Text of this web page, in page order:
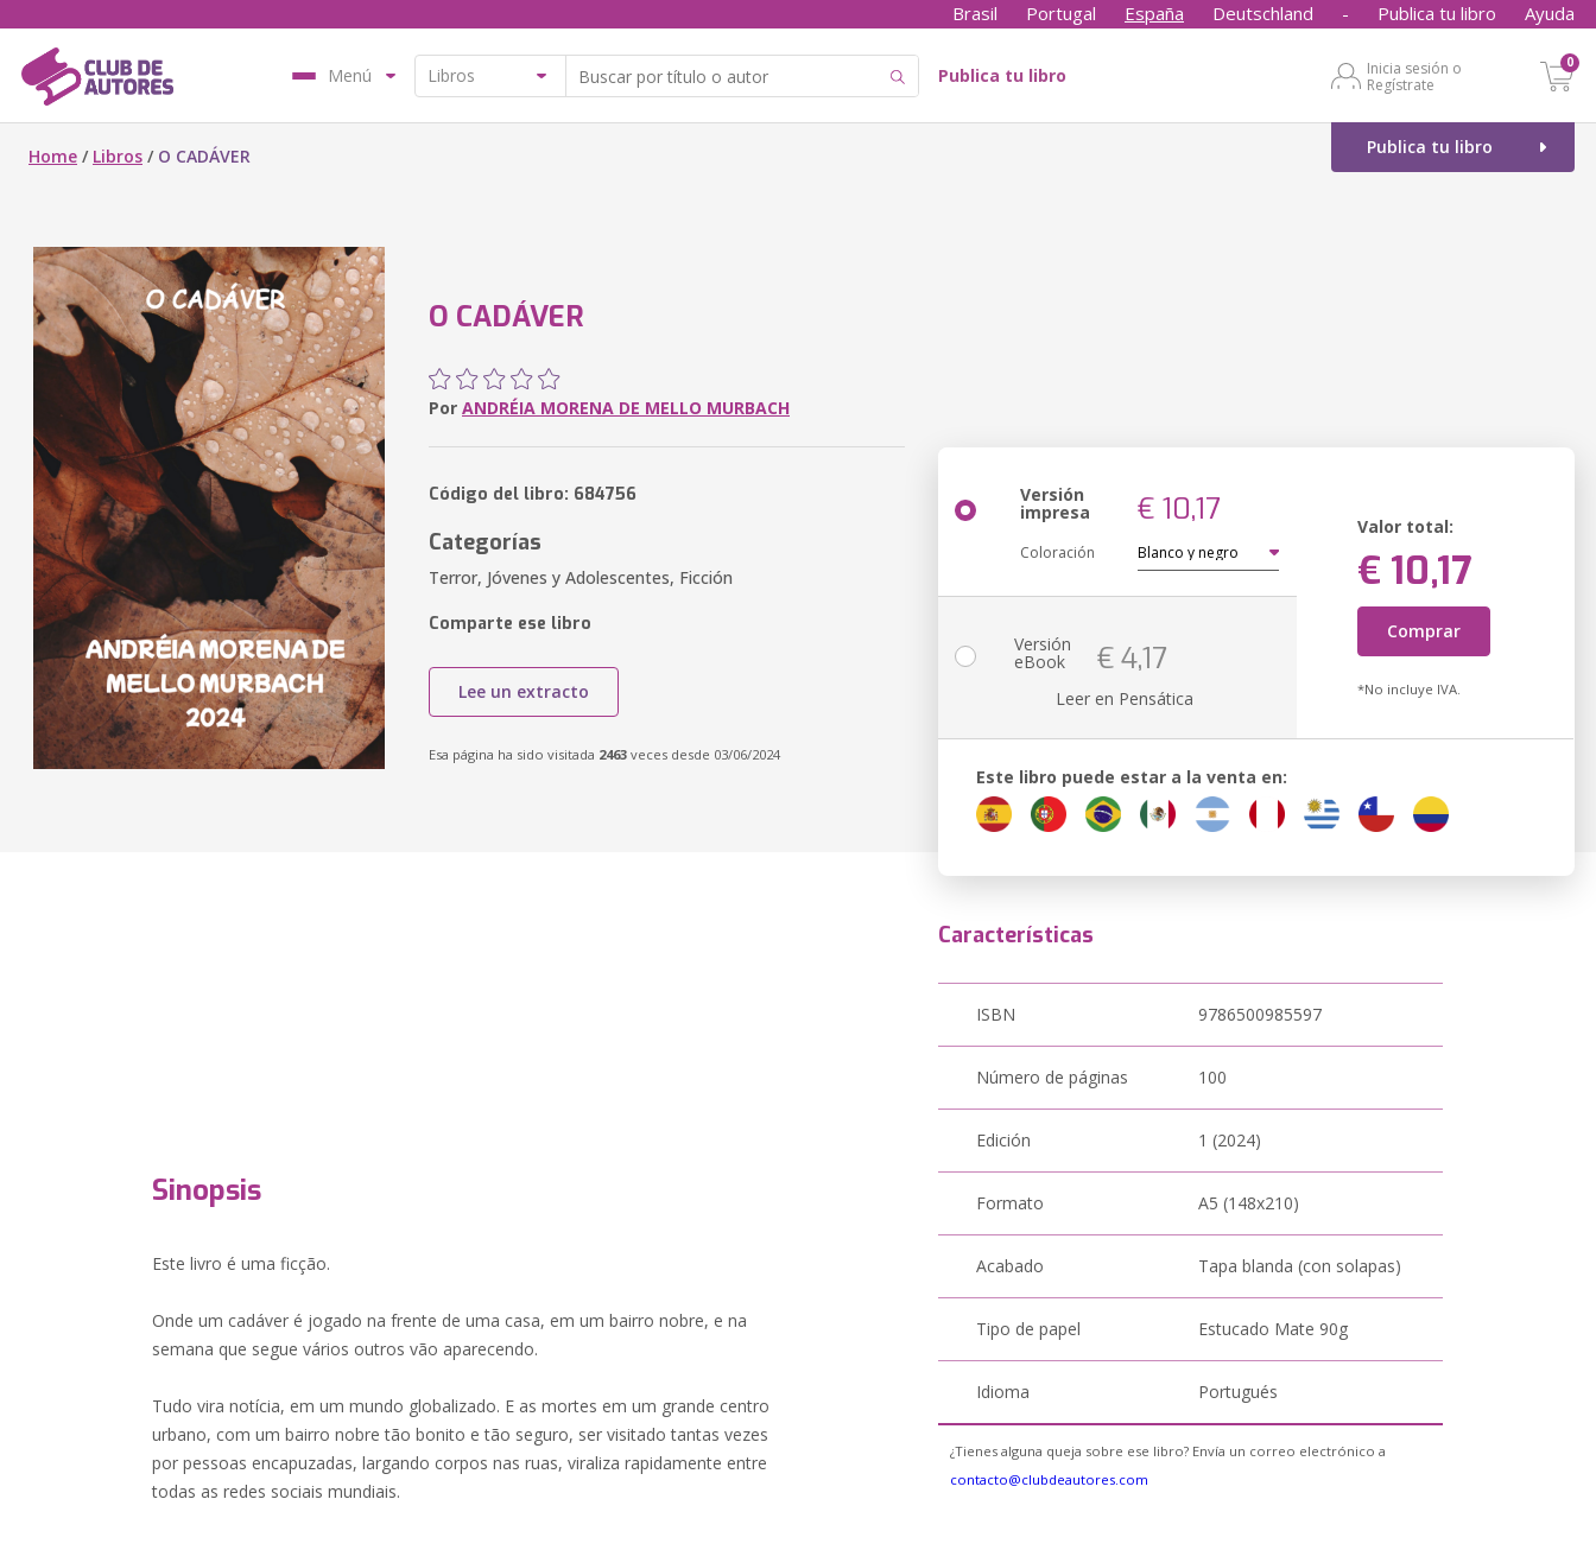
Brasil Portugal España Deutschland - Publica tu libro Ayuda
Menú Publica tu libro
Inicia sesión o
Regístrate
0
Publica tu libro
Home / Libros / O CADÁVER
O CADÁVER
Por ANDRÉIA MORENA DE MELLO MURBACH
Código del libro: 684756
Categorías
Terror, Jóvenes y Adolescentes, Ficción
Comparte ese libro
Lee un extracto
Esa página ha sido visitada 2463 veces desde 03/06/2024
Versión
impresa € 10,17
Coloración
Valor total:
€ 10,17
Comprar
*No incluye IVA.
Versión
eBook € 4,17
Leer en Pensática
Este libro puede estar a la venta en:
Sinopsis
Este livro é uma ficção.
Onde um cadáver é jogado na frente de uma casa, em um bairro nobre, e na
semana que segue vários outros vão aparecendo.
Tudo vira notícia, em um mundo globalizado. E as mortes em um grande centro
urbano, com um bairro nobre tão bonito e tão seguro, ser visitado tantas vezes
por pessoas encapuzadas, largando corpos nas ruas, viraliza rapidamente entre
todas as redes sociais mundiais.
Características
ISBN 9786500985597
Número de páginas 100
Edición 1 (2024)
Formato A5 (148x210)
Acabado Tapa blanda (con solapas)
Tipo de papel Estucado Mate 90g
Idioma Portugués
¿Tienes alguna queja sobre ese libro? Envía un correo electrónico a
contacto@clubdeautores.com